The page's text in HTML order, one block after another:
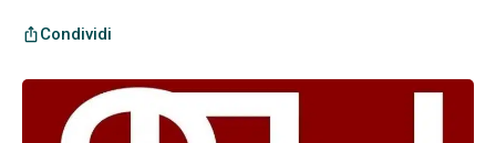
ios_shareCondividi